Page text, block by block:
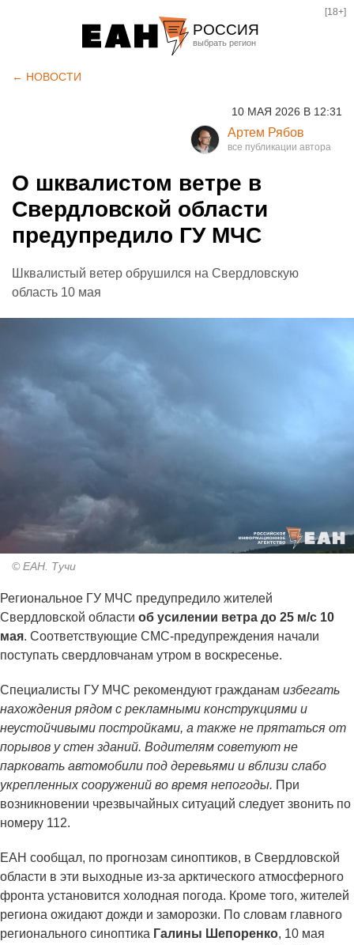
РОССИЯ
Курган
Оренбург
[18+]
← НОВОСТИ
10 МАЯ 2026 В 12:31
Артем Рябов
О шквалистом ветре в
Свердловской области
предупредило ГУ МЧС
Шквалистый ветер обрушился на Свердловскую
область 10 мая
© ЕАН. Тучи
Региональное ГУ МЧС предупредило жителей
Свердловской области об усилении ветра до 25 м/с 10
мая. Соответствующие СМС-предупреждения начали
поступать свердловчанам утром в воскресенье.
Специалисты ГУ МЧС рекомендуют гражданам избегать
нахождения рядом с рекламными конструкциями и
неустойчивыми постройками, а также не прятаться от
порывов у стен зданий. Водителям советуют не
парковать автомобили под деревьями и вблизи слабо
укрепленных сооружений во время непогоды. При
возникновении чрезвычайных ситуаций следует звонить по
номеру 112.
ЕАН сообщал, по прогнозам синоптиков, в Свердловской
области в эти выходные из-за арктического атмосферного
фронта установится холодная погода. Кроме того, жителей
региона ожидают дожди и заморозки. По словам главного
регионального синоптика Галины Шепоренко, 10 мая